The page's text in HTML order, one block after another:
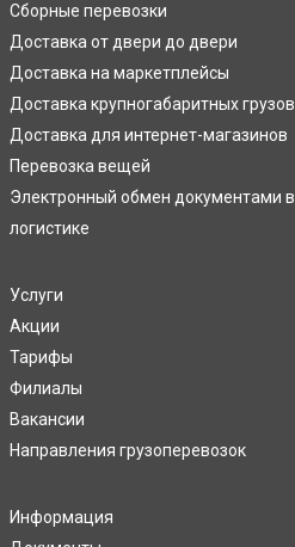
Сборные перевозки
Доставка от двери до двери
Доставка на маркетплейсы
Доставка крупногабаритных грузов
Доставка для интернет-магазинов
Перевозка вещей
Электронный обмен документами в
логистике
Услуги
Акции
Тарифы
Филиалы
Вакансии
Направления грузоперевозок
Информация